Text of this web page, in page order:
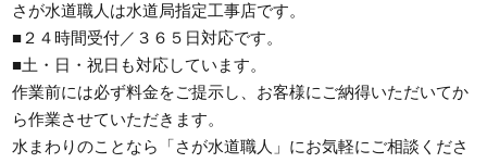
さが水道職人は水道局指定工事店です。
■２４時間受付／３６５日対応です。
■土・日・祝日も対応しています。
作業前には必ず料金をご提示し、お客様にご納得いただいてか
ら作業させていただきます。
水まわりのことなら「さが水道職人」にお気軽にご相談くださ